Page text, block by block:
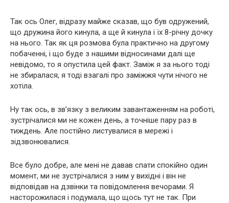
Так ось Олег, відразу майже сказав, що був одружений,
що дружина його кинула, а ще й кинула і їх 8-річну дочку
на нього. Так як ця розмова була практично на другому
побаченні, і що буде з нашими відносинами далі ще
невідомо, то я опустила цей факт. Заміж я за нього тоді
не збиралася, я тоді взагалі про заміжжя чути нічого не
хотіла.
Ну так ось, в зв’язку з великим завантаженням на роботі,
зустрічалися ми не кожен день, а точніше пару раз в
тиждень. Але постійно листувалися в мережі і
зідзвонювалися.
Все було добре, але мені не давав спати спокійно один
момент, ми не зустрічалися з ним у вихідні і він не
відповідав на дзвінки та повідомлення вечорами. Я
насторожилася і подумала, що щось тут не так. При